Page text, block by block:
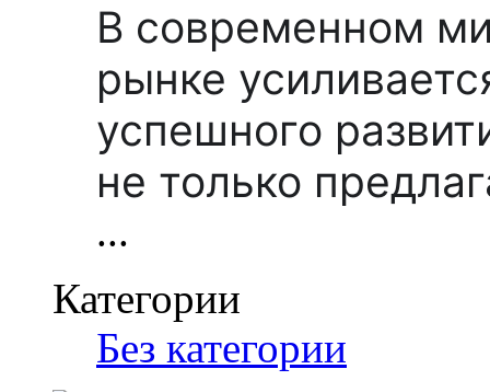
В современном
рынке
успешного
не только
...
Категории
Без категории